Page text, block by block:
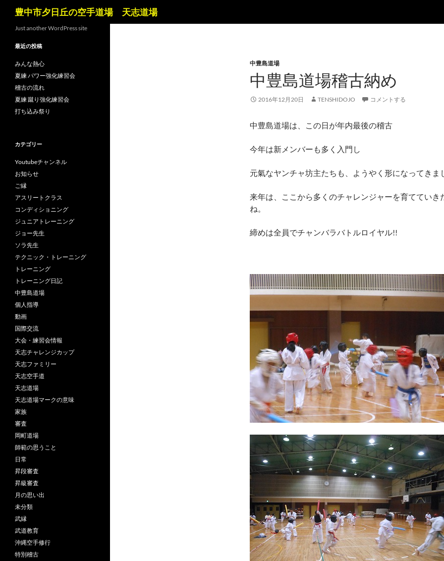
豊中市夕日丘の空手道場 天志道場
中豊島道場
中豊島道場稽古納め
2016年12月20日 TENSHIDOJO コメントする
中豊島道場は、この日が年内最後の稽古
今年は新メンバーも多く入門し
元氣なヤンチャ坊主たちも、ようやく形になってきま
来年は、ここから多くのチャレンジャーを育てていき
ね。
締めは全員でチャンバラバトルロイヤル!!
Just another WordPress site
最近の投稿
みんな熱心
夏練 パワー強化練習会
稽古の流れ
夏練 蹴り強化練習会
打ち込み祭り
カテゴリー
Youtubeチャンネル
お知らせ
ご縁
アスリートクラス
コンディショニング
ジュニアトレーニング
ジョー先生
ソラ先生
テクニック・トレーニング
トレーニング
トレーニング日記
中豊島道場
個人指導
動画
国際交流
大会・練習会情報
天志チャレンジカップ
天志ファミリー
天志空手道
天志道場
天志道場マークの意味
家族
審査
岡町道場
師範の思うこと
日常
昇段審査
昇級審査
月の思い出
未分類
武縁
武道教育
沖縄空手修行
特別稽古